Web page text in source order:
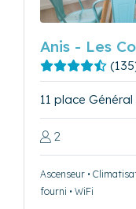
Anis - Les
11 place
2
Ascenseur •
fourni • WiFi